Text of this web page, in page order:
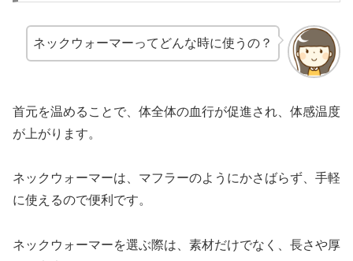
ネックウォーマーってどんな時に使うの？
首元を温めることで、体全体の血行が促進され、体感温度
が上がります。
ネックウォーマーは、マフラーのようにかさばらず、手軽
に使えるので便利です。
ネックウォーマーを選ぶ際は、素材だけでなく、長さや厚